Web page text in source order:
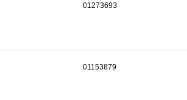
01273693
01153879